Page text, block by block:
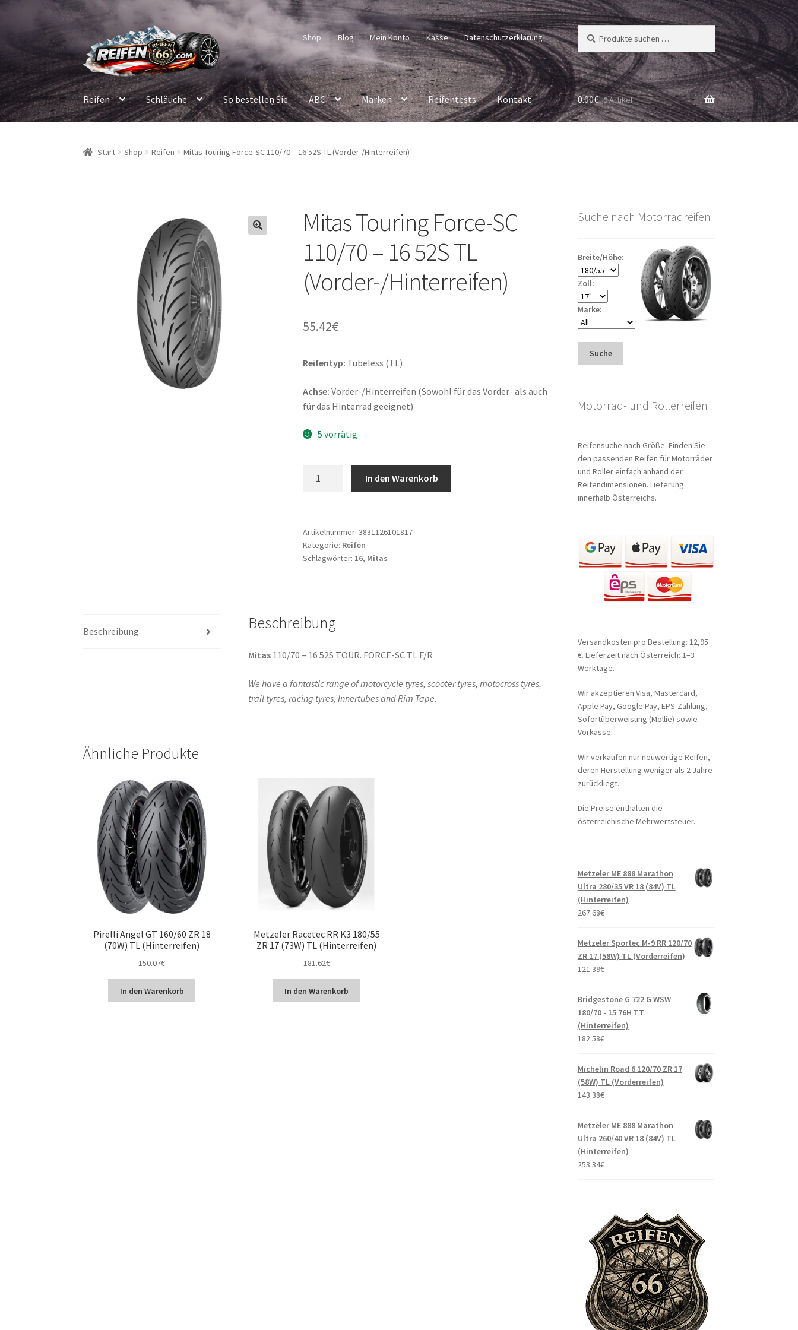
Navigation
springen
Inhalt
springen
Shop Blog Mein Konto Kasse Datenschutzerklärung
Suchen
nach:
Suchen
Reifen Schläuche So bestellen Sie ABC Marken Reifentests Kontakt 0.00€ 0 Artikel
Start Shop Reifen Mitas Touring Force-SC 110/70 – 16 52S TL (Vorder-/Hinterreifen)
Mitas Touring Force-SC
110/70 – 16 52S TL
(Vorder-/Hinterreifen)
55.42€
Reifentyp: Tubeless (TL)
Achse: Vorder-/Hinterreifen (Sowohl für das Vorder- als auch
für das Hinterrad geeignet)
5 vorrätig
110/70
-
16
Menge
In den Warenkorb
Artikelnummer:3831126101817
Kategorie: Reifen
Schlagwörter: 16, Mitas
Beschreibung Beschreibung
Mitas110/70 – 16 52S TOUR. FORCE-SC TL F/R
We have a fantastic range of motorcycle tyres, scooter tyres, motocross tyres,
trail tyres, racing tyres, Innertubes and Rim Tape.
Ähnliche Produkte
Pirelli Angel GT 160/60 ZR 18
(70W) TL (Hinterreifen)
150.07€
In den Warenkorb
Metzeler Racetec RR K3 180/55
ZR 17 (73W) TL (Hinterreifen)
181.62€
In den Warenkorb
Suche nach Motorradreifen
Breite/Höhe:
Zoll:
Marke:
Suche
Motorrad- und Rollerreifen
Reifensuche nach Größe. Finden Sie
den passenden Reifen für Motorräder
und Roller einfach anhand der
Reifendimensionen. Lieferung
innerhalb Österreichs.
Versandkosten pro Bestellung: 12,95
€. Lieferzeit nach Österreich: 1–3
Werktage.
Wir akzeptieren Visa, Mastercard,
Apple Pay, Google Pay, EPS-Zahlung,
Sofortüberweisung (Mollie) sowie
Vorkasse.
Wir verkaufen nur neuwertige Reifen,
deren Herstellung weniger als 2 Jahre
zurückliegt.
Die Preise enthalten die
österreichische Mehrwertsteuer.
Metzeler ME 888 Marathon
Ultra 280/35 VR 18 (84V) TL
(Hinterreifen)
267.68€
Metzeler Sportec M-9 RR 120/70
ZR 17 (58W) TL (Vorderreifen)
121.39€
Bridgestone G 722 G WSW
180/70 - 15 76H TT
(Hinterreifen)
182.58€
Michelin Road 6 120/70 ZR 17
(58W) TL (Vorderreifen)
143.38€
Metzeler ME 888 Marathon
Ultra 260/40 VR 18 (84V) TL
(Hinterreifen)
253.34€